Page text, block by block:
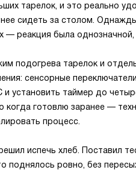
тарелок, и это реально
сидеть за столом.
— реакция была
подогрева тарелок и
сенсорные
и установить таймер до
когда готовлю заранее —
процесс.
испечь хлеб. Поставил
поднялось ровно, без